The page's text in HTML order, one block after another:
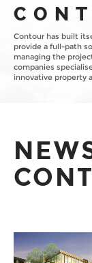
Contour has built
provide a full-path
managing the
companies
innovative property